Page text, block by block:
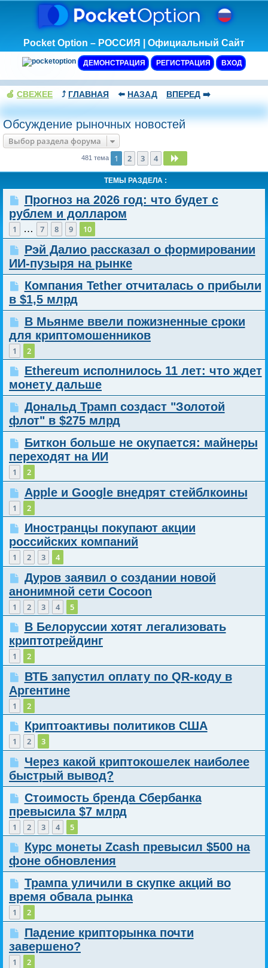
Pocket Option – РОССИЯ | Официальный Сайт
ДЕМОНСТРАЦИЯ РЕГИСТРАЦИЯ ВХОД
🍏 СВЕЖЕЕ ⤴️ ГЛАВНАЯ ⬅️ НАЗАД ВПЕРЕД ➡️
Обсуждение рыночных новостей
Выбор раздела форума
481 тема 1 2 3 4
ТЕМЫ РАЗДЕЛА :
Прогноз на 2026 год: что будет с
рублем и долларом
1 … 7 8 9 10
Рэй Далио рассказал о формировании
ИИ-пузыря на рынке
Компания Tether отчиталась о прибыли
в $1,5 млрд
В Мьянме ввели пожизненные сроки
для криптомошенников
1 2
Ethereum исполнилось 11 лет: что ждет
монету дальше
Дональд Трамп создаст "Золотой
флот" в $275 млрд
Биткон больше не окупается: майнеры
переходят на ИИ
1 2
Apple и Google внедрят стейблкоины
1 2
Иностранцы покупают акции
российских компаний
1 2 3 4
Дуров заявил о создании новой
анонимной сети Cocoon
1 2 3 4 5
В Белоруссии хотят легализовать
криптотрейдинг
1 2
ВТБ запустил оплату по QR-коду в
Аргентине
1 2
Криптоактивы политиков США
1 2 3
Через какой криптокошелек наиболее
быстрый вывод?
Стоимость бренда Сбербанка
превысила $7 млрд
1 2 3 4 5
Курс монеты Zcash превысил $500 на
фоне обновления
Трампа уличили в скупке акций во
время обвала рынка
1 2
Падение крипторынка почти
завершено?
1 2